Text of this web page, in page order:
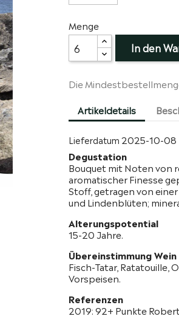
Menge
In den
Die
Artikeldetails
Lieferdatum2025-10-08
Degustation
Bouquet mit Noten von
aromatischer Finesse
Stoff, getragen von
und Lindenblüten;
Alterungspotential
15-20 Jahre.
Übereinstimmung
Fisch-Tatar, Ratatouille,
Vorspeisen.
Referenzen
2019: 92+ Punkte